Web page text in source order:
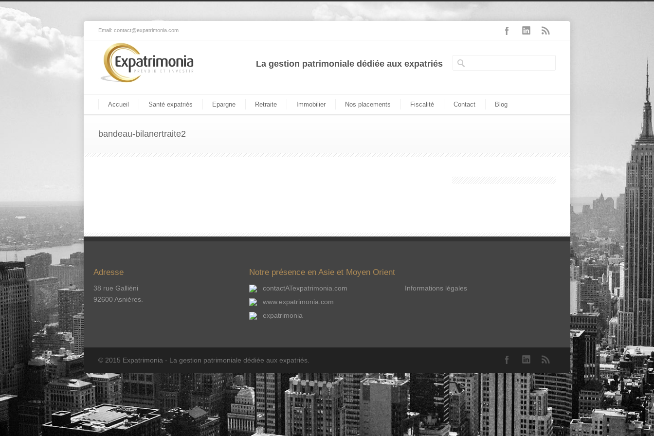
Email: contact@expatrimonia.com
La gestion patrimoniale dédiée aux expatriés
Accueil Santé expatriés Epargne Retraite Immobilier Nos placements Fiscalité Contact Blog
bandeau-bilanertraite2
Adresse
38 rue Galliéni
92600 Asnières.
Notre présence en Asie et Moyen Orient
contactATexpatrimonia.com
www.expatrimonia.com
expatrimonia
Informations légales
© 2015 Expatrimonia - La gestion patrimoniale dédiée aux expatriés.